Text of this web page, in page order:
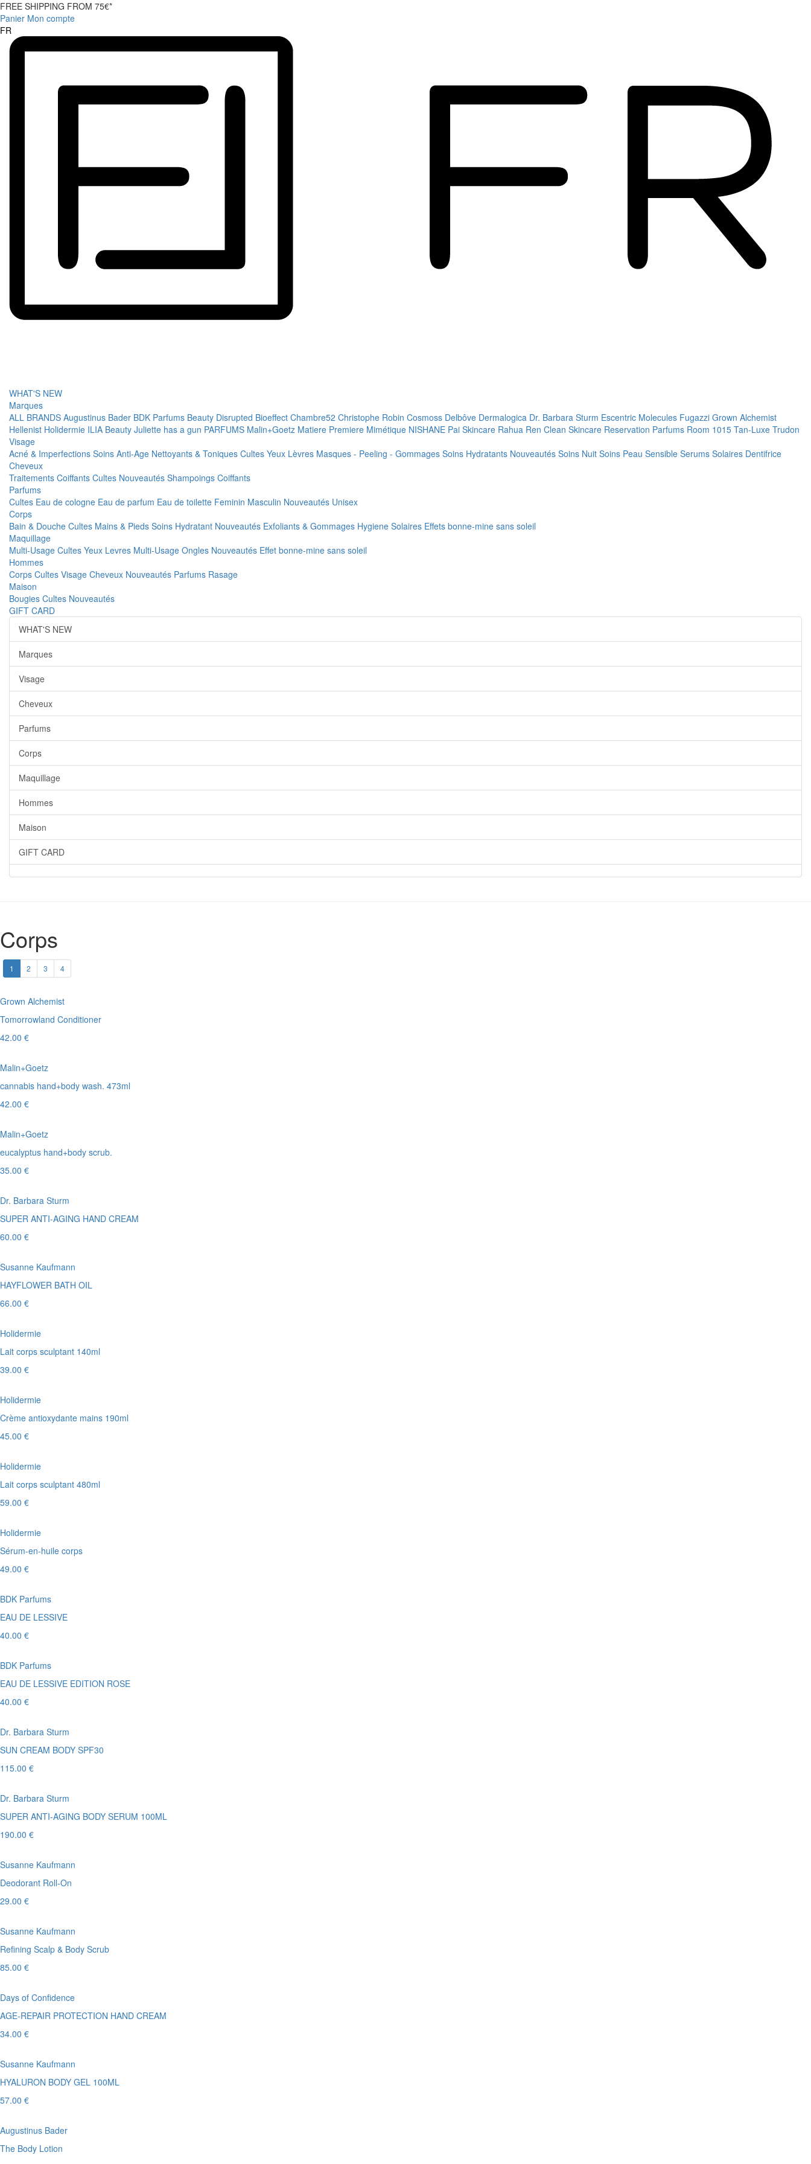
FREE SHIPPING FROM 75€*
Panier Mon compte
FR
WHAT'S NEW
Marques
ALL BRANDS Augustinus Bader BDK Parfums Beauty Disrupted Bioeffect Chambre52 Christophe Robin Cosmoss Delbôve Dermalogica Dr. Barbara Sturm Escentric Molecules Fugazzi Grown Alchemist
Hellenist Holidermie ILIA Beauty Juliette has a gun PARFUMS Malin+Goetz Matiere Premiere Mimétique NISHANE Pai Skincare Rahua Ren Clean Skincare Reservation Parfums Room 1015 Tan-Luxe Trudon
Visage
Acné & Imperfections Soins Anti-Age Nettoyants & Toniques Cultes Yeux Lèvres Masques - Peeling - Gommages Soins Hydratants Nouveautés Soins Nuit Soins Peau Sensible Serums Solaires Dentifrice
Cheveux
Traitements Coiffants Cultes Nouveautés Shampoings Coiffants
Parfums
Cultes Eau de cologne Eau de parfum Eau de toilette Feminin Masculin Nouveautés Unisex
Corps
Bain & Douche Cultes Mains & Pieds Soins Hydratant Nouveautés Exfoliants & Gommages Hygiene Solaires Effets bonne-mine sans soleil
Maquillage
Multi-Usage Cultes Yeux Levres Multi-Usage Ongles Nouveautés Effet bonne-mine sans soleil
Hommes
Corps Cultes Visage Cheveux Nouveautés Parfums Rasage
Maison
Bougies Cultes Nouveautés
GIFT CARD
WHAT'S NEW
Marques
Visage
Cheveux
Parfums
Corps
Maquillage
Hommes
Maison
GIFT CARD
Corps
1 2 3 4
Grown Alchemist
Tomorrowland Conditioner
42.00 €
Malin+Goetz
cannabis hand+body wash. 473ml
42.00 €
Malin+Goetz
eucalyptus hand+body scrub.
35.00 €
Dr. Barbara Sturm
SUPER ANTI-AGING HAND CREAM
60.00 €
Susanne Kaufmann
HAYFLOWER BATH OIL
66.00 €
Holidermie
Lait corps sculptant 140ml
39.00 €
Holidermie
Crème antioxydante mains 190ml
45.00 €
Holidermie
Lait corps sculptant 480ml
59.00 €
Holidermie
Sérum-en-huile corps
49.00 €
BDK Parfums
EAU DE LESSIVE
40.00 €
BDK Parfums
EAU DE LESSIVE EDITION ROSE
40.00 €
Dr. Barbara Sturm
SUN CREAM BODY SPF30
115.00 €
Dr. Barbara Sturm
SUPER ANTI-AGING BODY SERUM 100ML
190.00 €
Susanne Kaufmann
Deodorant Roll-On
29.00 €
Susanne Kaufmann
Refining Scalp & Body Scrub
85.00 €
Days of Confidence
AGE-REPAIR PROTECTION HAND CREAM
34.00 €
Susanne Kaufmann
HYALURON BODY GEL 100ML
57.00 €
Augustinus Bader
The Body Lotion